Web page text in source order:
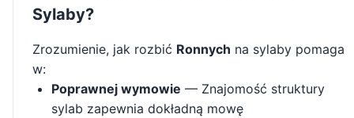
Sylaby?
Zrozumienie, jak rozbić Ronnych na sylaby pomaga
w:
Poprawnej wymowie — Znajomość struktury
sylab zapewnia dokładną mowę